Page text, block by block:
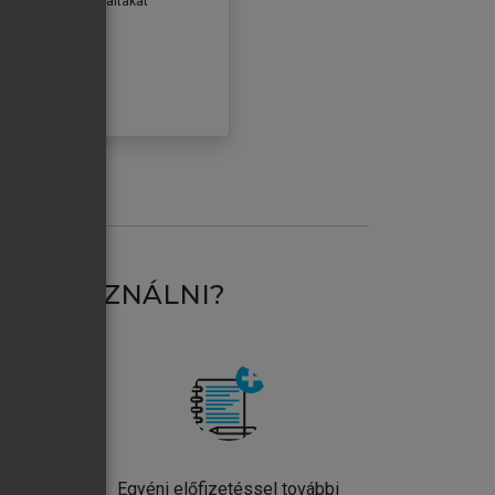
HASZNÁLNI?
Egyéni előfizetéssel további